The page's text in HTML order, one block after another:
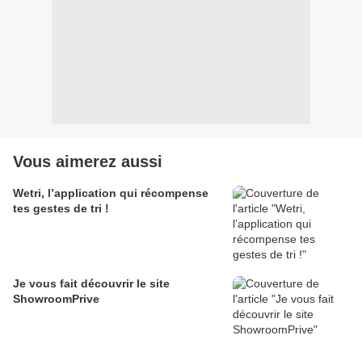
Vous aimerez aussi
Wetri, l’application qui récompense
tes gestes de tri !
Je vous fait découvrir le site
ShowroomPrive